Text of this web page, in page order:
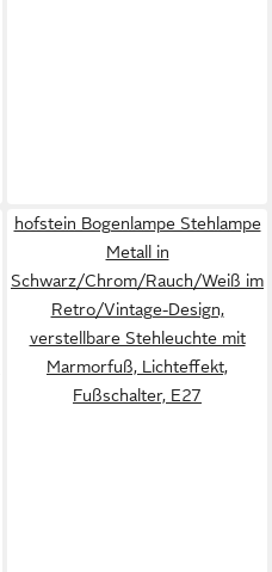
hofstein Bogenlampe Stehlampe
Metall in
Schwarz/Chrom/Rauch/Weiß im
Retro/Vintage-Design,
verstellbare Stehleuchte mit
Marmorfuß, Lichteffekt,
Fußschalter, E27